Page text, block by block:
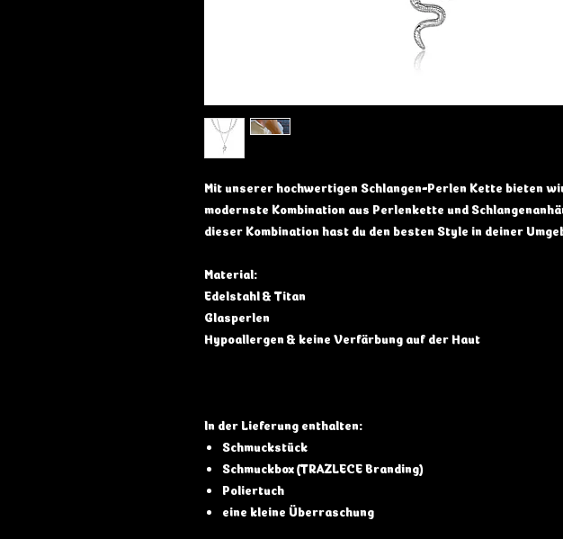
Mit unserer hochwertigen Schlangen-Perlen Kette bieten
modernste Kombination aus Perlenkette und
dieser Kombination hast du den besten Style in deiner
Material:
Edelstahl & Titan
Glasperlen
Hypoallergen & keine Verfärbung auf der Haut
In der Lieferung enthalten:
Schmuckstück
Schmuckbox (TRAZLECE Branding)
Poliertuch
eine kleine Überraschung